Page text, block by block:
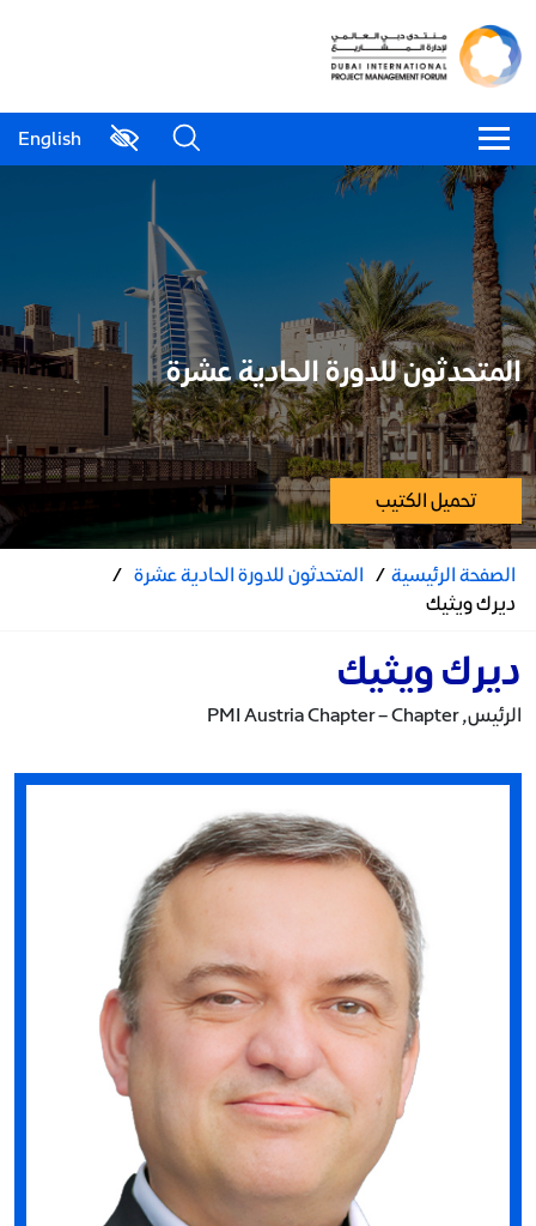
English
المتحدثون للدورة الحادية عشرة
تحميل الكتيب
الصفحة الرئيسية/ المتحدثون للدورة الحادية عشرة /
ديرك ويثيك
ديرك ويثيك
الرئيس, PMI Austria Chapter – Chapter